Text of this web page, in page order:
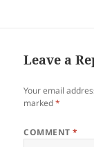
nga niwang Diay
Leave a
Your email
marked*
COMMENT*